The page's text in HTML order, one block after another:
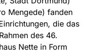
Mengede) fanden
die das
des 46.
Nette in Form